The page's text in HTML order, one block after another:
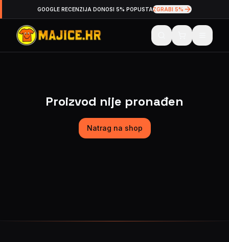
GOOGLE RECENZIJA DONOSI 5% POPUSTAZGRABI 5%
Proizvod nije pronađen
Natrag na shop